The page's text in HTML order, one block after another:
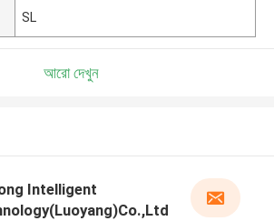
SL
আরো দেখুন
Intelligent